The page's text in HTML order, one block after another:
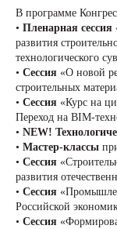
В программе
• Пленарная сессия
развития
технологического
• Сессия «О новой
строительных
• Сессия «Курс на
Переход на BIM-
• NEW!
• Мастер-классы
• Сессия
развития
• Сессия
Российской
• Сессия